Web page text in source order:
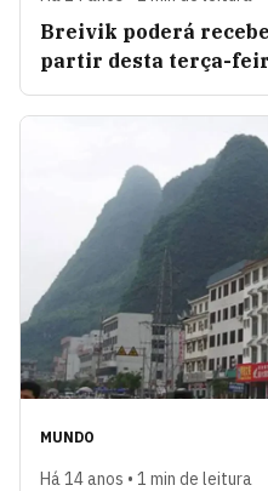
Breivik poderá
partir desta terça-
MUNDO
Há 14 anos • 1 min de leitura